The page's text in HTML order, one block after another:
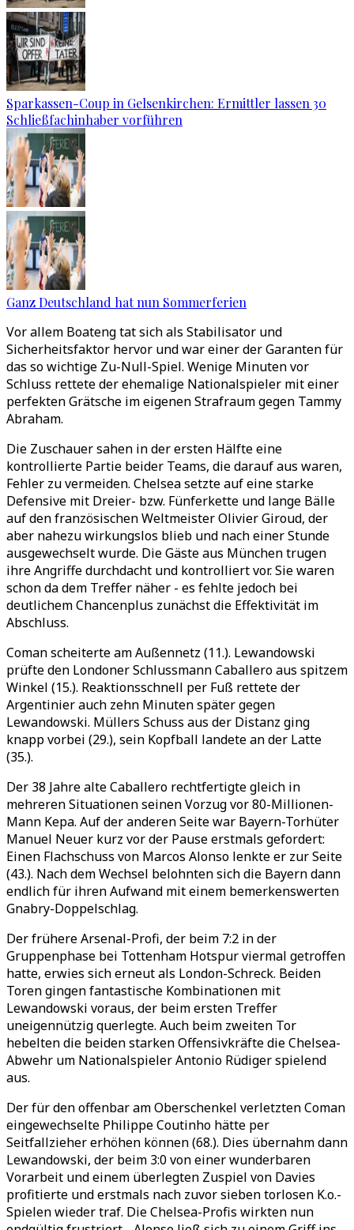
Sparkassen-Coup in Gelsenkirchen: Ermittler lassen 30
Schließfachinhaber vorführen
Ganz Deutschland hat nun Sommerferien
Vor allem Boateng tat sich als Stabilisator und
Sicherheitsfaktor hervor und war einer der Garanten für
das so wichtige Zu-Null-Spiel. Wenige Minuten vor
Schluss rettete der ehemalige Nationalspieler mit einer
perfekten Grätsche im eigenen Strafraum gegen Tammy
Abraham.
Die Zuschauer sahen in der ersten Hälfte eine
kontrollierte Partie beider Teams, die darauf aus waren,
Fehler zu vermeiden. Chelsea setzte auf eine starke
Defensive mit Dreier- bzw. Fünferkette und lange Bälle
auf den französischen Weltmeister Olivier Giroud, der
aber nahezu wirkungslos blieb und nach einer Stunde
ausgewechselt wurde. Die Gäste aus München trugen
ihre Angriffe durchdacht und kontrolliert vor. Sie waren
schon da dem Treffer näher - es fehlte jedoch bei
deutlichem Chancenplus zunächst die Effektivität im
Abschluss.
Coman scheiterte am Außennetz (11.). Lewandowski
prüfte den Londoner Schlussmann Caballero aus spitzem
Winkel (15.). Reaktionsschnell per Fuß rettete der
Argentinier auch zehn Minuten später gegen
Lewandowski. Müllers Schuss aus der Distanz ging
knapp vorbei (29.), sein Kopfball landete an der Latte
(35.).
Der 38 Jahre alte Caballero rechtfertigte gleich in
mehreren Situationen seinen Vorzug vor 80-Millionen-
Mann Kepa. Auf der anderen Seite war Bayern-Torhüter
Manuel Neuer kurz vor der Pause erstmals gefordert:
Einen Flachschuss von Marcos Alonso lenkte er zur Seite
(43.). Nach dem Wechsel belohnten sich die Bayern dann
endlich für ihren Aufwand mit einem bemerkenswerten
Gnabry-Doppelschlag.
Der frühere Arsenal-Profi, der beim 7:2 in der
Gruppenphase bei Tottenham Hotspur viermal getroffen
hatte, erwies sich erneut als London-Schreck. Beiden
Toren gingen fantastische Kombinationen mit
Lewandowski voraus, der beim ersten Treffer
uneigennützig querlegte. Auch beim zweiten Tor
hebelten die beiden starken Offensivkräfte die Chelsea-
Abwehr um Nationalspieler Antonio Rüdiger spielend
aus.
Der für den offenbar am Oberschenkel verletzten Coman
eingewechselte Philippe Coutinho hätte per
Seitfallzieher erhöhen können (68.). Dies übernahm dann
Lewandowski, der beim 3:0 von einer wunderbaren
Vorarbeit und einem überlegten Zuspiel von Davies
profitierte und erstmals nach zuvor sieben torlosen K.o.-
Spielen wieder traf. Die Chelsea-Profis wirkten nun